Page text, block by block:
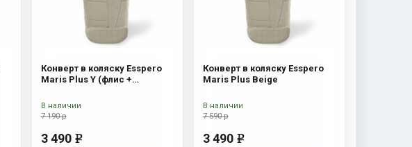
Конверт в коляску Esspero
Maris Plus Y (флис +
7 190 р
3 490 e
В наличии
Конверт в коляску Esspero
Maris Plus Beige
7 590 р
3 490 e
В наличии